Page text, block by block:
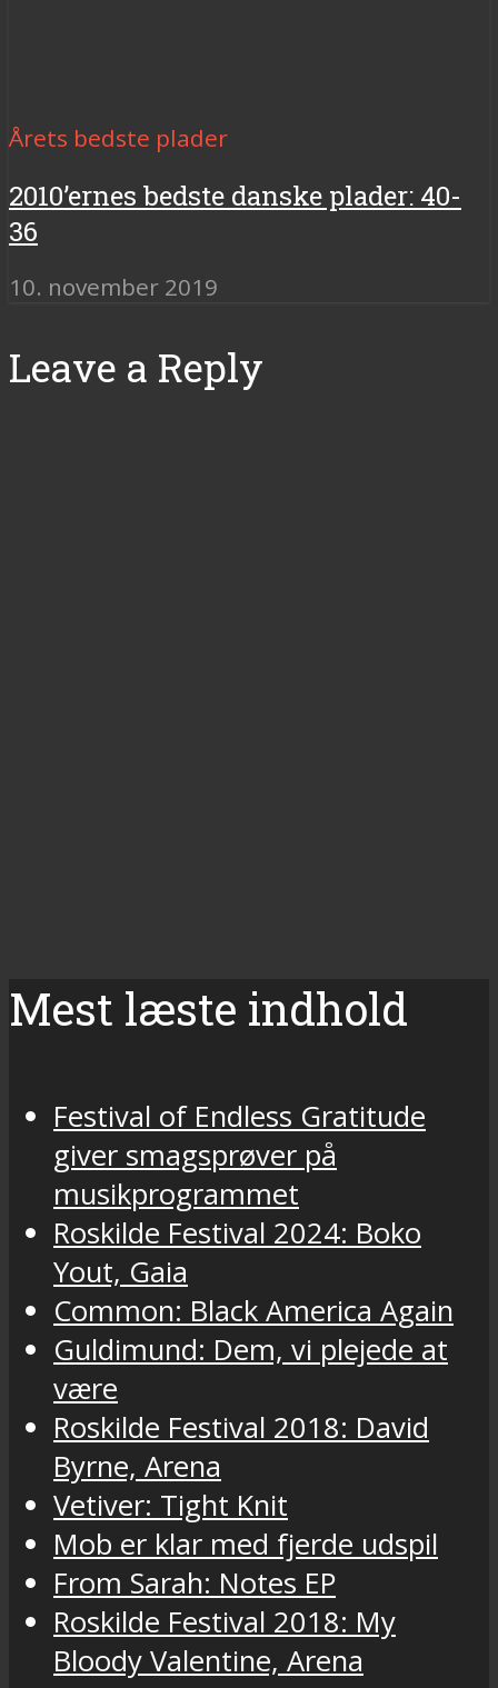
Årets bedste plader
2010’ernes bedste danske plader: 40-
36
10. november 2019
Leave a Reply
Mest læste indhold
Festival of Endless Gratitude
giver smagsprøver på
musikprogrammet
Roskilde Festival 2024: Boko
Yout, Gaia
Common: Black America Again
Guldimund: Dem, vi plejede at
være
Roskilde Festival 2018: David
Byrne, Arena
Vetiver: Tight Knit
Mob er klar med fjerde udspil
From Sarah: Notes EP
Roskilde Festival 2018: My
Bloody Valentine, Arena